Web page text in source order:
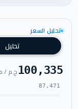
تحليل السعر
تحليل
100,335ج.م / م² · سعر هذه
87,471